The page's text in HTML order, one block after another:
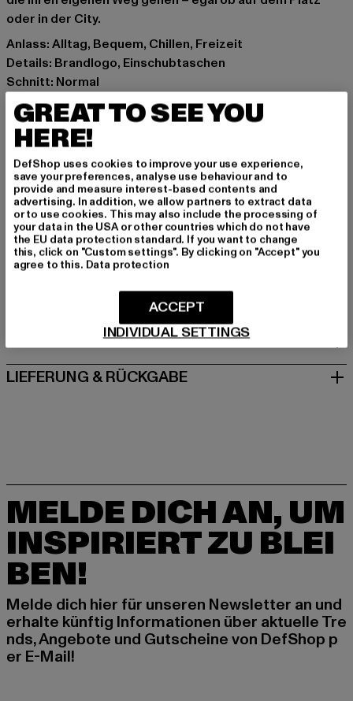
oder in der City.
Anlass: Alltag, Bequem, Chillen, Freizeit
Details: Brandlogo, Einschubtaschen
Schnitt: Normal
Marke: UNFAIR ATHLETICS
Kat.: Bekleidung
Farbe: blau
Hersteller Farbe: blue
Materialzusammensetzung: 100% Polyester
Art.Nr: UNFR26-091-00064
Hersteller: UTEX GmbH |info@unfairathletics.com
Tulbeckstraße 32 | 80339 München | DE
GRÖSSE & PASSFORM
PFLEGEHINWEISE
LIEFERUNG & RÜCKGABE
MELDE DICH AN, UM
INSPIRIERT ZU BLEI
BEN!
Melde dich hier für unseren Newsletter an und
erhalte künftig Informationen über aktuelle Tre
nds, Angebote und Gutscheine von DefShop p
er E-Mail!
GREAT TO SEE YOU
HERE!
DefShop uses cookies to improve your use experience,
save your preferences, analyse use behaviour and to
provide and measure interest-based contents and
advertising. In addition, we allow partners to extract data
or to use cookies. This may also include the processing of
your data in the USA or other countries which do not have
the EU data protection standard. If you want to change
this, click on "Custom settings". By clicking on "Accept" you
agree to this. Data protection
INDIVIDUAL SETTINGS
ACCEPT